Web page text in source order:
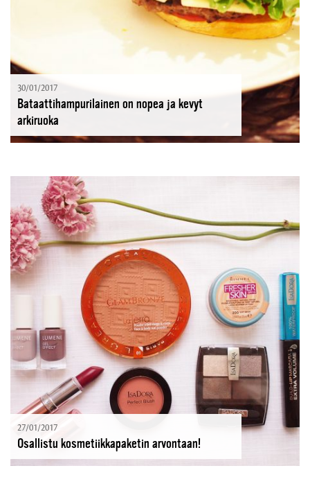
30/01/2017
Bataattihampurilainen on nopea ja kevyt
arkiruoka
27/01/2017
Osallistu kosmetiikkapaketin arvontaan!